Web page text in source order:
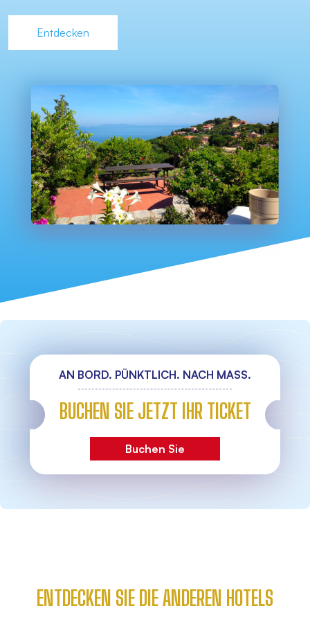
Entdecken
AN BORD. PÜNKTLICH. NACH MASS.
BUCHEN SIE JETZT IHR TICKET
Buchen Sie
ENTDECKEN SIE DIE ANDEREN HOTELS